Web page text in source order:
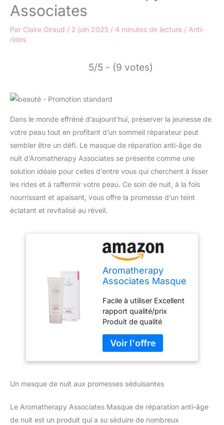
Associates
Par Claire Giraud / 2 juin 2025 / 4 minutes de lecture / Anti-
rides
5/5 - (9 votes)
Dans le monde effréné d’aujourd’hui, préserver la jeunesse de
votre peau tout en profitant d’un sommeil réparateur peut
sembler être un défi. Le masque de réparation anti-âge de
nuit d’Aromatherapy Associates se présente comme une
solution idéale pour celles d’entre vous qui cherchent à lisser
les rides et à raffermir votre peau. Ce soin de nuit, à la fois
nourrissant et apaisant, vous offre la promesse d’un teint
éclatant et revitalisé au réveil.
Aromatherapy
Associates Masque
âge de nuit 100 ml,
un masque anti-âge
profondément
nourrissant qui aide
à lisser les lignes et
à raffermir la peau,
offrant un soin du
Facile à utiliser Excellent
rapport qualité/prix
Produit de qualité
raffermit la peau
Contenance : 100 ml
Un masque de nuit aux promesses séduisantes
Le Aromatherapy Associates Masque de réparation anti-âge
de nuit est un produit qui a su séduire de nombreux